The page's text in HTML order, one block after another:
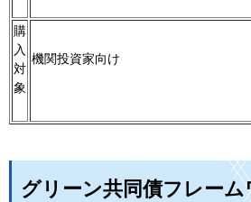
購
入
対
象
機関投資家向け
グリーン共同債フレーム